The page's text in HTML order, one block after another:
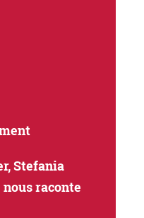
Stefania
raconte